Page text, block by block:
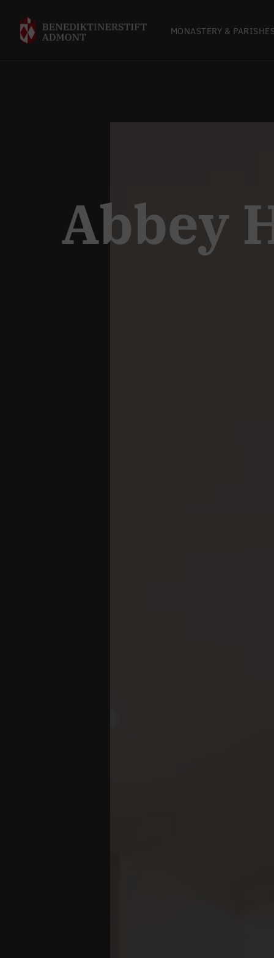
MONASTERY &
Abbey